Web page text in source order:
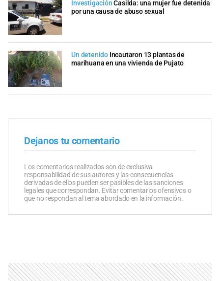
Investigación Casilda: una mujer fue detenida
por una causa de abuso sexual
Un detenido Incautaron 13 plantas de
marihuana en una vivienda de Pujato
Dejanos tu comentario
Los comentarios realizados son de exclusiva
responsabilidad de sus autores y las consecuencias
derivadas de ellos pueden ser pasibles de las sanciones
legales que correspondan. Evitar comentarios ofensivos o
que no respondan al tema abordado en la información.